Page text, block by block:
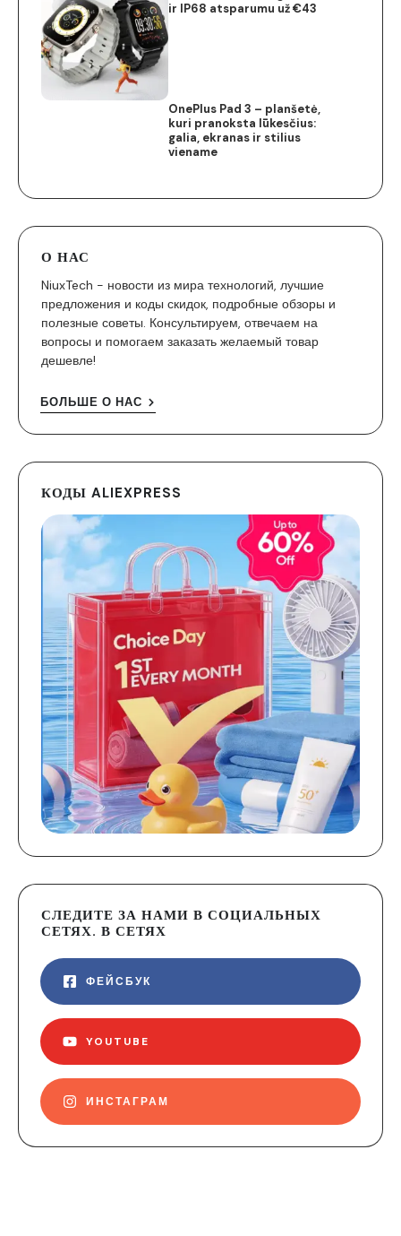
ir IP68 atsparumu už €43
OnePlus Pad 3 – planšetė,
kuri pranoksta lūkesčius:
galia, ekranas ir stilius
viename
О НАС
NiuxTech - новости из мира технологий, лучшие
предложения и коды скидок, подробные обзоры и
полезные советы. Консультируем, отвечаем на
вопросы и помогаем заказать желаемый товар
дешевле!
БОЛЬШЕ О НАС
КОДЫ ALIEXPRESS
СЛЕДИТЕ ЗА НАМИ В СОЦИАЛЬНЫХ
СЕТЯХ. В СЕТЯХ
ФЕЙСБУК
YOUTUBE
ИНСТАГРАМ